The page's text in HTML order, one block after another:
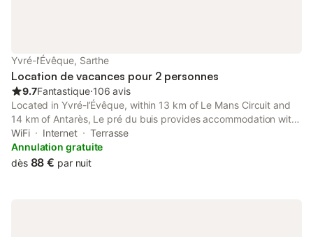
Yvré-l'Évêque, Sarthe
Location de vacances pour 2 personnes
9.7Fantastique⋅106 avis
Located in Yvré-lʼÉvêque, within 13 km of Le Mans Circuit and
14 km of Antarès, Le pré du buis provides accommodation with
a garden as well as free private parking for guests who drive.
The property features garden views and is 4.
WiFi Internet
Terrasse
Annulation gratuite
dès 88 € par nuit